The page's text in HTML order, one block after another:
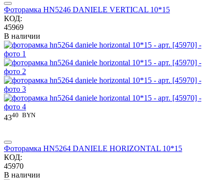
Фоторамка HN5246 DANIELE VERTICAL 10*15
КОД:
45969
В наличии
4340 BYN
Фоторамка HN5264 DANIELE HORIZONTAL 10*15
КОД:
45970
В наличии